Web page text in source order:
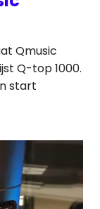
Qmusic
Q-top 1000.
start